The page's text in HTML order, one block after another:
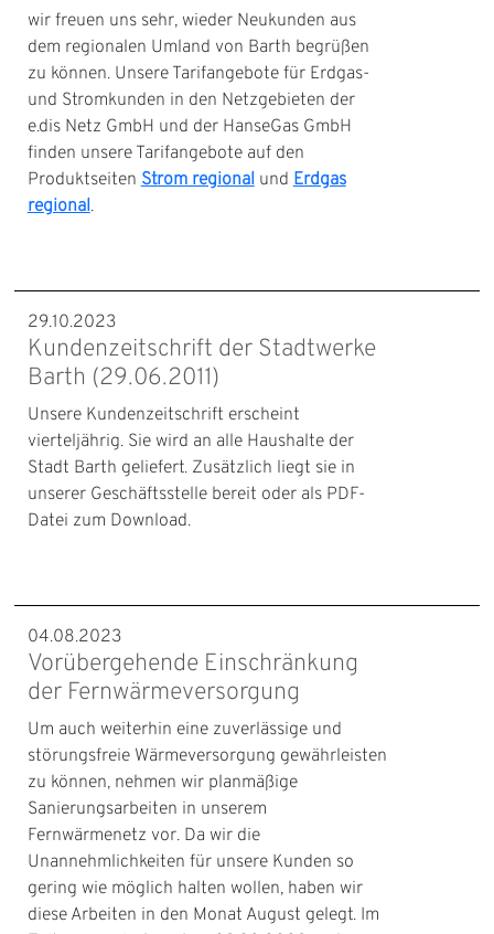
wir freuen uns sehr, wieder Neukunden aus
dem regionalen Umland von Barth begrüßen
zu können. Unsere Tarifangebote für Erdgas-
und Stromkunden in den Netzgebieten der
e.dis Netz GmbH und der HanseGas GmbH
finden unsere Tarifangebote auf den
ProduktseitenStrom regionalundErdgas
regional.
29.10.2023
Kundenzeitschrift der Stadtwerke
Barth (29.06.2011)
Unsere Kundenzeitschrift erscheint
vierteljährig. Sie wird an alle Haushalte der
Stadt Barth geliefert. Zusätzlich liegt sie in
unserer Geschäftsstelle bereit oder als PDF-
Datei zum Download.
04.08.2023
Vorübergehende Einschränkung
der Fernwärmeversorgung
Um auch weiterhin eine zuverlässige und
störungsfreie Wärmeversorgung gewährleisten
zu können, nehmen wir planmäßige
Sanierungsarbeiten in unserem
Fernwärmenetz vor. Da wir die
Unannehmlichkeiten für unsere Kunden so
gering wie möglich halten wollen, haben wir
diese Arbeiten in den Monat August gelegt. Im